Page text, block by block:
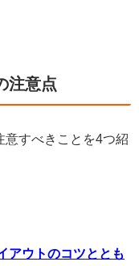
注意点
意すべきことを4つ紹
アウトのコツととも